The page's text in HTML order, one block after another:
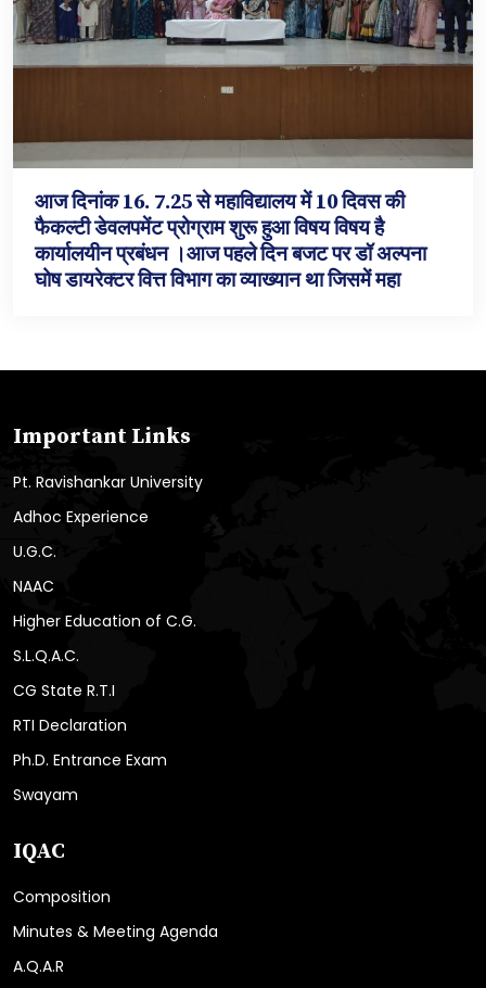
आज दिनांक 16. 7.25 से महाविद्यालय में 10 दिवस की
फैकल्टी डेवलपमेंट प्रोग्राम शुरू हुआ विषय विषय है
कार्यालयीन प्रबंधन ।आज पहले दिन बजट पर डॉ अल्पना
घोष डायरेक्टर वित्त विभाग का व्याख्यान था जिसमें महा
Important Links
Pt. Ravishankar University
Adhoc Experience
U.G.C.
NAAC
Higher Education of C.G.
S.L.Q.A.C.
CG State R.T.I
RTI Declaration
Ph.D. Entrance Exam
Swayam
IQAC
Composition
Minutes & Meeting Agenda
A.Q.A.R